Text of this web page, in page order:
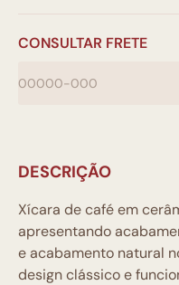
CONSULTAR FRETE
DESCRIÇÃO
Xícara de café em
apresentando
e acabamento natural
design clássico e